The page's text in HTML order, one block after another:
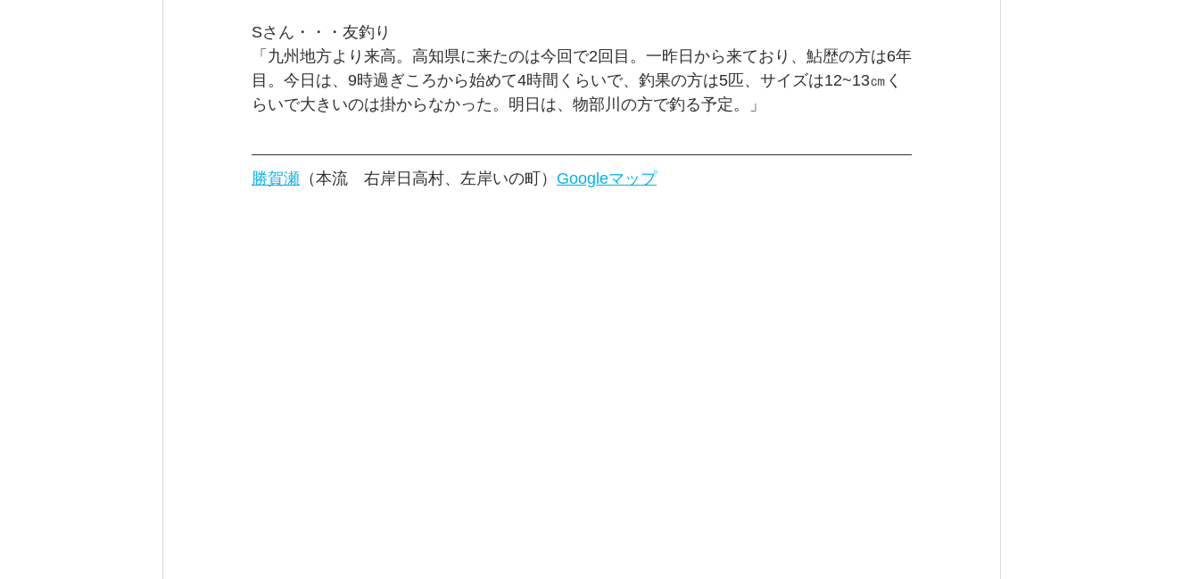
Sさん・・・友釣り
「九州地方より来高。高知県に来たのは今回で2回目。一昨日から来ており、鮎歴の方は6年
目。今日は、9時過ぎころから始めて4時間くらいで、釣果の方は5匹、サイズは12~13㎝く
らいで大きいのは掛からなかった。明日は、物部川の方で釣る予定。」
勝賀瀬 （本流　右岸日高村、左岸いの町） Googleマップ